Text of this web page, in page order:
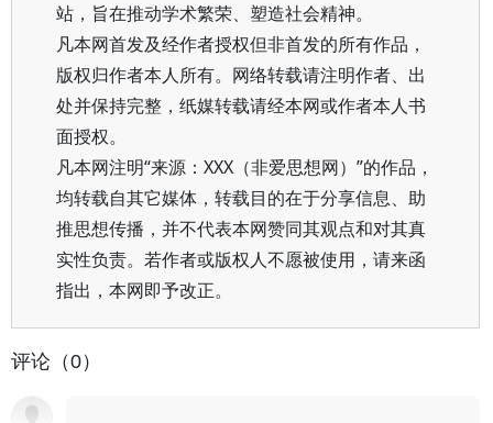
站，旨在推动学术繁荣、塑造社会精神。
凡本网首发及经作者授权但非首发的所有作品，
版权归作者本人所有。网络转载请注明作者、出
处并保持完整，纸媒转载请经本网或作者本人书
面授权。
凡本网注明“来源：XXX（非爱思想网）”的作品，
均转载自其它媒体，转载目的在于分享信息、助
推思想传播，并不代表本网赞同其观点和对其真
实性负责。若作者或版权人不愿被使用，请来函
指出，本网即予改正。
评论（0）